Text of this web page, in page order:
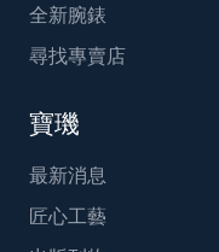
全新腕錶
尋找專賣店
寶璣
最新消息
匠心工藝